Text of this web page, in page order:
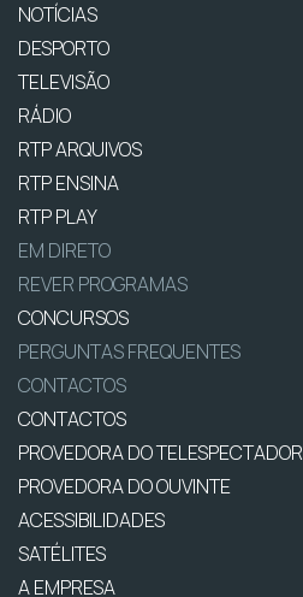
NOTÍCIAS
DESPORTO
TELEVISÃO
RÁDIO
RTP ARQUIVOS
RTP ENSINA
RTP PLAY
EM DIRETO
REVER PROGRAMAS
CONCURSOS
PERGUNTAS FREQUENTES
CONTACTOS
CONTACTOS
PROVEDORA DO TELESPECTADOR
PROVEDORA DO OUVINTE
ACESSIBILIDADES
SATÉLITES
A EMPRESA